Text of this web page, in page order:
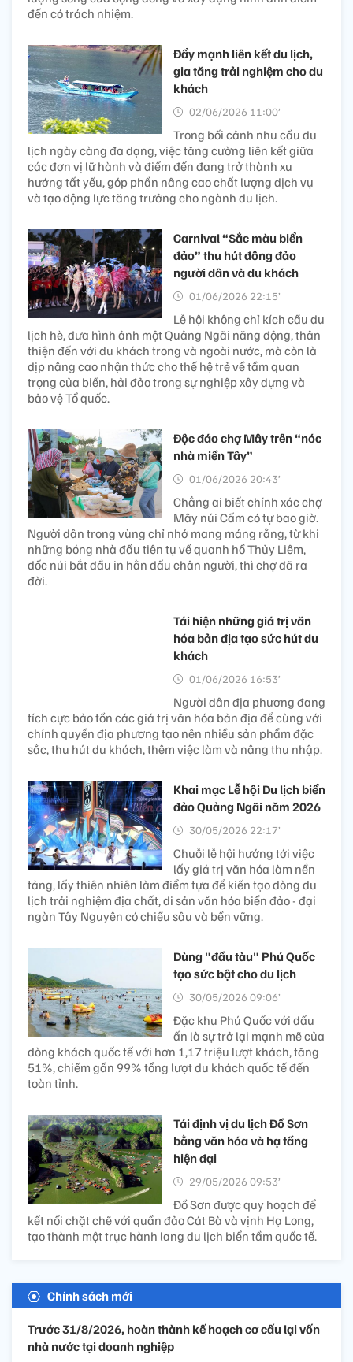
đến có trách nhiệm.
Đẩy mạnh liên kết du lịch,
gia tăng trải nghiệm cho du
khách
02/06/2026 11:00’
Trong bối cảnh nhu cầu du
lịch ngày càng đa dạng, việc tăng cường liên kết giữa
các đơn vị lữ hành và điểm đến đang trở thành xu
hướng tất yếu, góp phần nâng cao chất lượng dịch vụ
và tạo động lực tăng trưởng cho ngành du lịch.
Carnival “Sắc màu biển
đảo” thu hút đông đảo
người dân và du khách
01/06/2026 22:15’
Lễ hội không chỉ kích cầu du
lịch hè, đưa hình ảnh một Quảng Ngãi năng động, thân
thiện đến với du khách trong và ngoài nước, mà còn là
dịp nâng cao nhận thức cho thế hệ trẻ về tầm quan
trọng của biển, hải đảo trong sự nghiệp xây dựng và
bảo vệ Tổ quốc.
Độc đáo chợ Mây trên “nóc
nhà miền Tây”
01/06/2026 20:43’
Chẳng ai biết chính xác chợ
Mây núi Cấm có tự bao giờ.
Người dân trong vùng chỉ nhớ mang máng rằng, từ khi
những bóng nhà đầu tiên tụ về quanh hồ Thủy Liêm,
dốc núi bắt đầu in hằn dấu chân người, thì chợ đã ra
đời.
Tái hiện những giá trị văn
hóa bản địa tạo sức hút du
khách
01/06/2026 16:53’
Người dân địa phương đang
tích cực bảo tồn các giá trị văn hóa bản địa để cùng với
chính quyền địa phương tạo nên nhiều sản phẩm đặc
sắc, thu hút du khách, thêm việc làm và nâng thu nhập.
Khai mạc Lễ hội Du lịch biển
đảo Quảng Ngãi năm 2026
30/05/2026 22:17’
Chuỗi lễ hội hướng tới việc
lấy giá trị văn hóa làm nền
tảng, lấy thiên nhiên làm điểm tựa để kiến tạo dòng du
lịch trải nghiệm địa chất, di sản văn hóa biển đảo - đại
ngàn Tây Nguyên có chiều sâu và bền vững.
Dùng "đầu tàu" Phú Quốc
tạo sức bật cho du lịch
30/05/2026 09:06’
Đặc khu Phú Quốc với dấu
ấn là sự trở lại mạnh mẽ của
dòng khách quốc tế với hơn 1,17 triệu lượt khách, tăng
51%, chiếm gần 99% tổng lượt du khách quốc tế đến
toàn tỉnh.
Tái định vị du lịch Đồ Sơn
bằng văn hóa và hạ tầng
hiện đại
29/05/2026 09:53’
Đồ Sơn được quy hoạch để
kết nối chặt chẽ với quần đảo Cát Bà và vịnh Hạ Long,
tạo thành một trục hành lang du lịch biển tầm quốc tế.
Chính sách mới
Trước 31/8/2026, hoàn thành kế hoạch cơ cấu lại vốn
nhà nước tại doanh nghiệp